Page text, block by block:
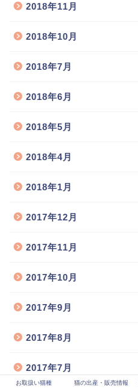
2018年11月
2018年10月
2018年7月
2018年6月
2018年5月
2018年4月
2018年1月
2017年12月
2017年11月
2017年10月
2017年9月
2017年8月
2017年7月
お取扱い猫種 猫の出産・販売情報